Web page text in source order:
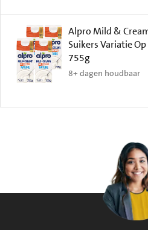
Alpro Mild &
Suikers Variatie
755g
8+ dagen houdbaar